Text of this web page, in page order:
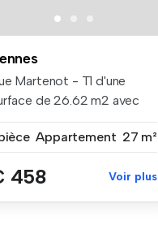
Martenot - T1 d'une
de 26.62 m2 avec
Appartement 27 m²
458 Voir plus